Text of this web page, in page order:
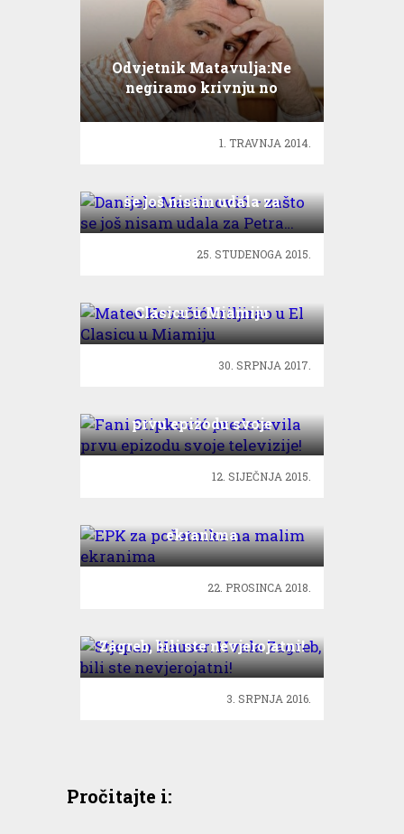
Odvjetnik Matavulja:Ne
negiramo krivnju no
sadržaj negiramo
1. TRAVNJA 2014.
se još nisam udala za
Petra…
25. STUDENOGA 2015.
Clasicu u Miamiju
30. SRPNJA 2017.
prvu epizodu svoje
televizije!
12. SIJEČNJA 2015.
ekranima
22. PROSINCA 2018.
Zagreb, bili ste nevjerojatni!
3. SRPNJA 2016.
Pročitajte i: